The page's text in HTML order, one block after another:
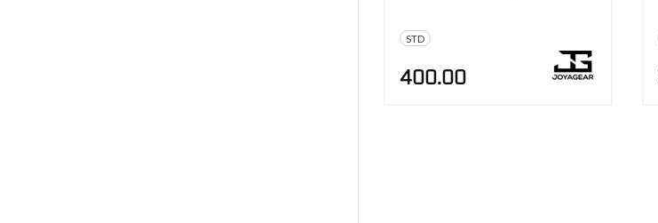
STD
400.00